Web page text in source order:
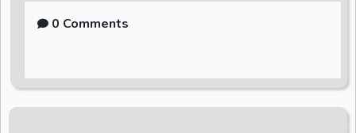
0 Comments